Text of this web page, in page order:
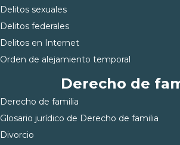
Delitos sexuales
Delitos federales
Delitos en Internet
Orden de alejamiento temporal
Derecho de
Derecho de familia
Glosario jurídico de Derecho de familia
Divorcio